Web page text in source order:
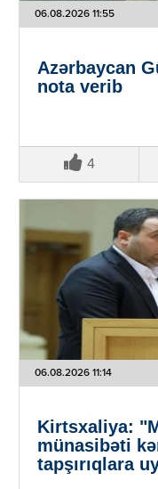
06.08.2026 11:55
Azərbaycan
nota verib
4
06.08.2026 11:14
Kirtsxaliya:
münasibəti
tapşırıqlara